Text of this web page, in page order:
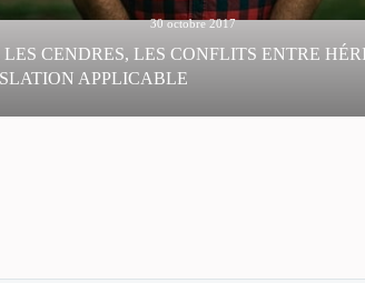
30 octobre 2017
LES CENDRES, LES CONFLITS ENTRE
APPLICABLE